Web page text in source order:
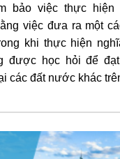
bảo việc thực hiện
việc đưa ra một
khi thực hiện
được học hỏi để
các đất nước khác